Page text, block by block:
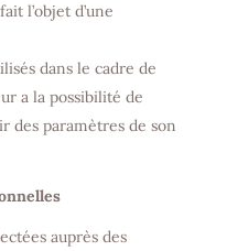
l’objet d’une
dans le cadre de
a la possibilité de
des paramètres de son
auprès des